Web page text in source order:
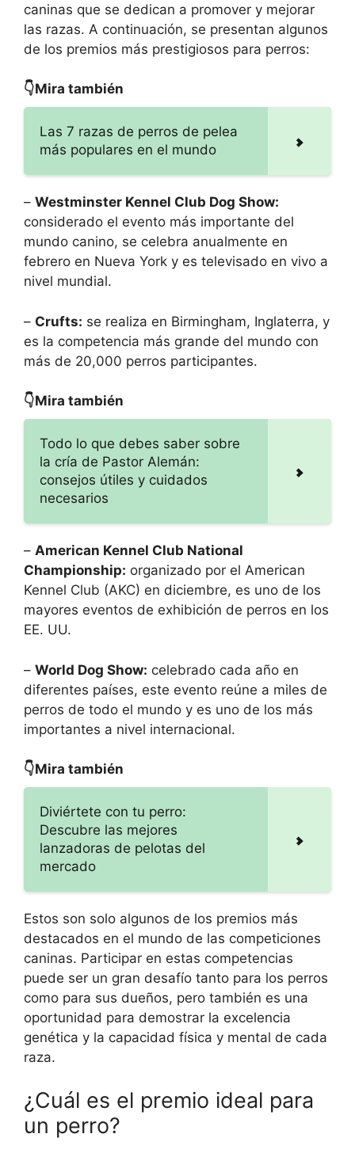
caninas que se dedican a promover y mejorar
las razas. A continuación, se presentan algunos
de los premios más prestigiosos para perros:
👇Mira también
Las 7 razas de perros de pelea
más populares en el mundo
– Westminster Kennel Club Dog Show:
considerado el evento más importante del
mundo canino, se celebra anualmente en
febrero en Nueva York y es televisado en vivo a
nivel mundial.
– Crufts: se realiza en Birmingham, Inglaterra, y
es la competencia más grande del mundo con
más de 20,000 perros participantes.
👇Mira también
Todo lo que debes saber sobre
la cría de Pastor Alemán:
consejos útiles y cuidados
necesarios
– American Kennel Club National
Championship: organizado por el American
Kennel Club (AKC) en diciembre, es uno de los
mayores eventos de exhibición de perros en los
EE. UU.
– World Dog Show: celebrado cada año en
diferentes países, este evento reúne a miles de
perros de todo el mundo y es uno de los más
importantes a nivel internacional.
👇Mira también
Diviértete con tu perro:
Descubre las mejores
lanzadoras de pelotas del
mercado
Estos son solo algunos de los premios más
destacados en el mundo de las competiciones
caninas. Participar en estas competencias
puede ser un gran desafío tanto para los perros
como para sus dueños, pero también es una
oportunidad para demostrar la excelencia
genética y la capacidad física y mental de cada
raza.
¿Cuál es el premio ideal para
un perro?